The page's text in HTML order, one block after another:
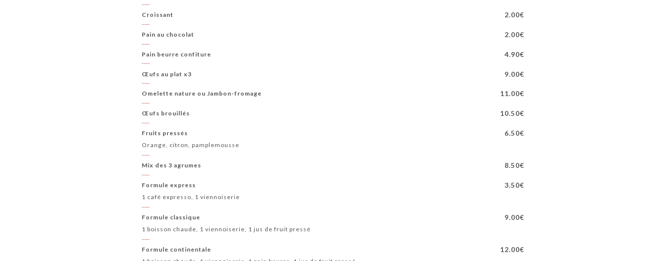
Croissant 2.00€
Pain au chocolat 2.00€
Pain beurre confiture 4.90€
Œufs au plat x3 9.00€
Omelette nature ou Jambon-fromage 11.00€
Œufs brouillés 10.50€
Fruits pressés 6.50€
Orange, citron, pamplemousse
Mix des 3 agrumes 8.50€
Formule express 3.50€
1 café expresso, 1 viennoiserie
Formule classique 9.00€
1 boisson chaude, 1 viennoiserie, 1 jus de fruit pressé
Formule continentale 12.00€